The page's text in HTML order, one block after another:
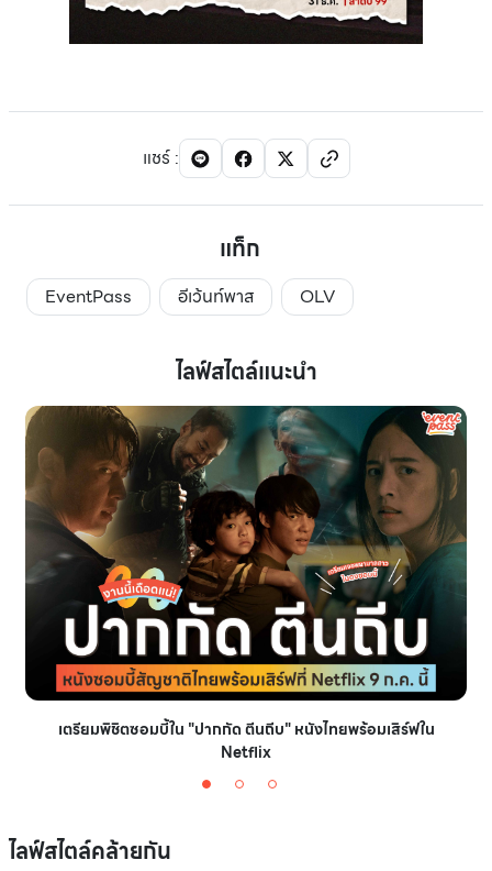
แชร์:
แท็ก
EventPass อีเว้นท์พาส OLV
ไลฟ์สไตล์แนะนำ
เตรียมพิชิตซอมบี้ใน "ปากกัด ตีนถีบ" หนังไทยพร้อมเสิร์ฟใน
Netflix
ไลฟ์สไตล์คล้ายกัน